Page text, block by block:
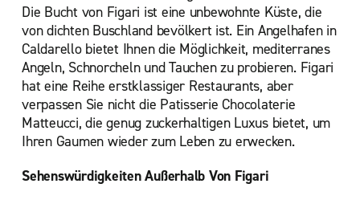
Die Bucht von Figari ist eine unbewohnte Küste, die
von dichten Buschland bevölkert ist. Ein Angelhafen in
Caldarello bietet Ihnen die Möglichkeit, mediterranes
Angeln, Schnorcheln und Tauchen zu probieren. Figari
hat eine Reihe erstklassiger Restaurants, aber
verpassen Sie nicht die Patisserie Chocolaterie
Matteucci, die genug zuckerhaltigen Luxus bietet, um
Ihren Gaumen wieder zum Leben zu erwecken.
Sehenswürdigkeiten Außerhalb Von Figari